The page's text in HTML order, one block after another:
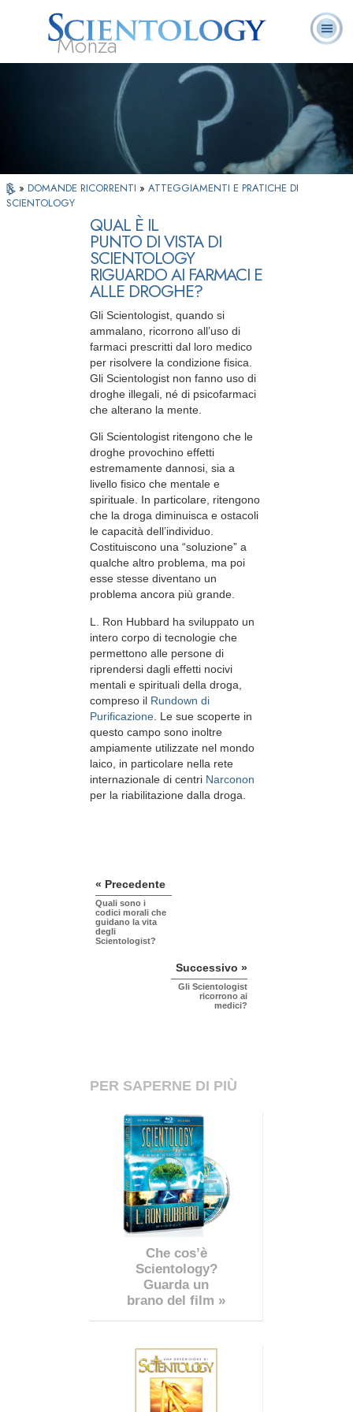
Monza
Che cos’è
Scientology?
Ministri
Volontari
Domande
ricorrenti
» DOMANDE RICORRENTI » ATTEGGIAMENTI E PRATICHE DI
SCIENTOLOGY
QUAL È IL
PUNTO DI VISTA DI
SCIENTOLOGY
RIGUARDO AI FARMACI E
ALLE DROGHE?
Gli Scientologist, quando si
ammalano, ricorrono all’uso di
farmaci prescritti dal loro medico
per risolvere la condizione fisica.
Gli Scientologist non fanno uso di
droghe illegali, né di psicofarmaci
che alterano la mente.
Gli Scientologist ritengono che le
droghe provochino effetti
estremamente dannosi, sia a
livello fisico che mentale e
spirituale. In particolare, ritengono
che la droga diminuisca e ostacoli
le capacità dell’individuo.
Costituiscono una “soluzione” a
qualche altro problema, ma poi
esse stesse diventano un
problema ancora più grande.
L. Ron Hubbard ha sviluppato un
intero corpo di tecnologie che
permettono alle persone di
riprendersi dagli effetti nocivi
mentali e spirituali della droga,
compreso il Rundown di
Purificazione . Le sue scoperte in
questo campo sono inoltre
ampiamente utilizzate nel mondo
laico, in particolare nella rete
internazionale di centri Narconon
per la riabilitazione dalla droga.
« Precedente
Quali sono i
codici morali che
guidano la vita
degli
Scientologist?
Successivo »
Gli Scientologist
ricorrono ai
medici?
PER SAPERNE DI PIÙ
Che cos’è
Scientology?
Guarda un
brano del film »